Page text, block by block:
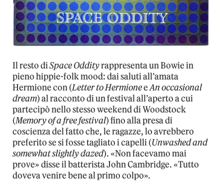
Il resto diSpace Oddityrappresenta un Bowie in
pieno hippie-folk mood: dai saluti all’amata
Hermione con (Letter to HermioneeAn occasional
dream) al racconto di un festival all’aperto a cui
partecipò nello stesso weekend di Woodstock
(Memory of a free festival) fino alla presa di
coscienza del fatto che, le ragazze, lo avrebbero
preferito se si fosse tagliato i capelli (Unwashed and
somewhat slightly dazed). «Non facevamo mai
prove» disse il batterista John Cambridge. «Tutto
doveva venire bene al primo colpo».